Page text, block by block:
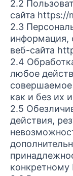
2.2
сайта https://
2.3
информация,
веб-сайта
2.4
любое
как и без их
2.5
действия,
конкретному